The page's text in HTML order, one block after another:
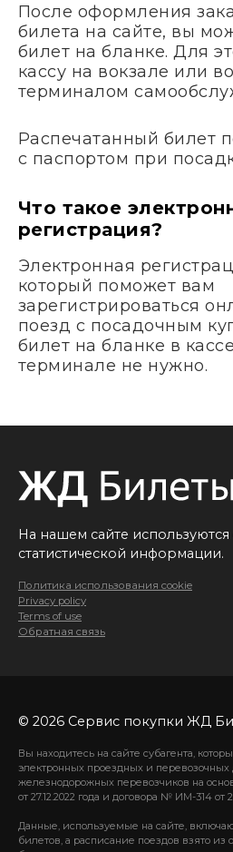
После оформления
билета на сайте, вы
билет на бланке. Для
кассу на вокзале или
терминалом
Распечатанный билет
с паспортом при
Что такое
регистрация?
Электронная
который поможет вам
зарегистрироваться
поезд с посадочным
билет на бланке в
терминале не нужно.
На нашем сайте
статистической информации.
Политика использования cookie
Privacy policy
Terms of use
Обратная связь
© 2026 Сервис покупки ЖД
Вы находитесь на сайте субагента,
электронных проездных и
железнодорожных перевозчиков на
от 27.12.2022 года и договора № ИМ-314 от
Данные, используемые на сайте,
билетов, а расписание поездов взято